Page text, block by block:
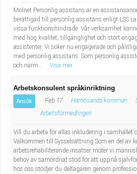
Molnet Personlig assistans är en
berättigad till personlig assistans enligt LSS
vissa funktionshindrade. Vår verksamhet
med hög kvalitet, tillgänglighet och stort
assistenter. Vi söker nu engagerade och
med personlig assistans. Som personlig
och närm...
Visa mer
Arbetskonsulent språkinriktning
Ansök Feb 17 Härnösands kommun
Arbetsförmedlingen
Vill du arbeta för allas inkludering i samhället
Välkommen till Sysselsättning Som en del av
arbetsrehabiliterande insatser möter vi
behov av samordnat stöd för att uppnå
hos oss stödjer du deltagaren genom